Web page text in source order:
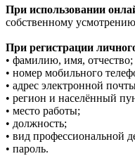
При использовании
собственному
При регистрации
• фамилию, имя, отчество;
• номер мобильного
• адрес электронной
• регион и населённый
• место работы;
• должность;
• вид профессиональной
• пароль.